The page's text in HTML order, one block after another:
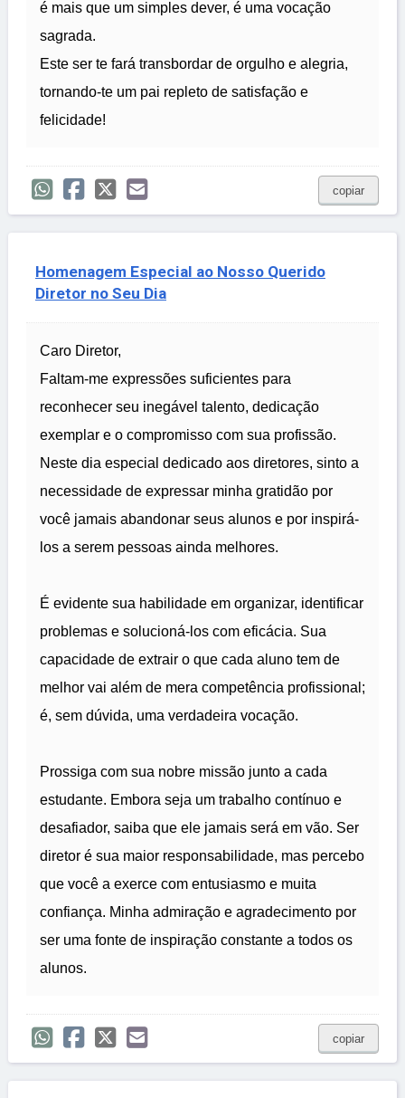
é mais que um simples dever, é uma vocação
sagrada.
Este ser te fará transbordar de orgulho e alegria,
tornando-te um pai repleto de satisfação e
felicidade!
copiar
Homenagem Especial ao Nosso Querido
Diretor no Seu Dia
Caro Diretor,
Faltam-me expressões suficientes para
reconhecer seu inegável talento, dedicação
exemplar e o compromisso com sua profissão.
Neste dia especial dedicado aos diretores, sinto a
necessidade de expressar minha gratidão por
você jamais abandonar seus alunos e por inspirá-
los a serem pessoas ainda melhores.
É evidente sua habilidade em organizar, identificar
problemas e solucioná-los com eficácia. Sua
capacidade de extrair o que cada aluno tem de
melhor vai além de mera competência profissional;
é, sem dúvida, uma verdadeira vocação.
Prossiga com sua nobre missão junto a cada
estudante. Embora seja um trabalho contínuo e
desafiador, saiba que ele jamais será em vão. Ser
diretor é sua maior responsabilidade, mas percebo
que você a exerce com entusiasmo e muita
confiança. Minha admiração e agradecimento por
ser uma fonte de inspiração constante a todos os
alunos.
copiar